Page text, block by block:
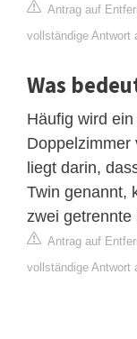
Antrag auf
vollständige Antwort
Was
Häufig wird
Doppelzimmer
liegt darin,
Twin genannt,
zwei getrennte
Antrag auf
vollständige Antwort